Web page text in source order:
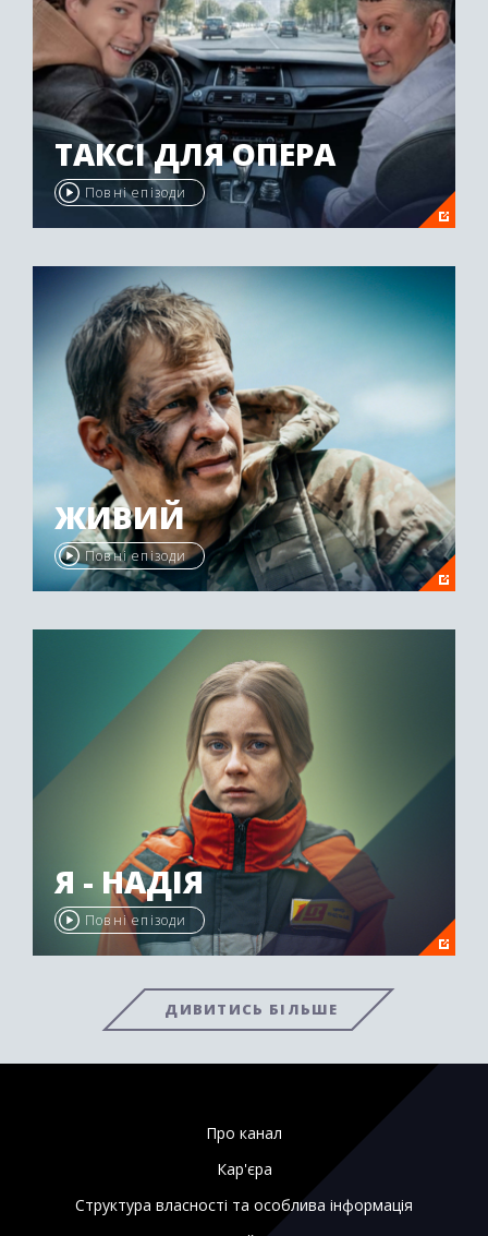
ТАКСІ ДЛЯ ОПЕРА
Повні епізоди
ЖИВИЙ
Повні епізоди
Я - НАДІЯ
Повні епізоди
ДИВИТИСЬ БІЛЬШЕ
Про канал
Кар'єра
Структура власності та особлива інформація